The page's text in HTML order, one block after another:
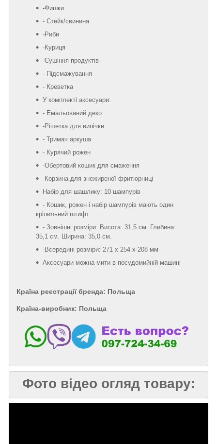
-Фишки
- Стейк/свинина
-Риби
-Куриця
-Сушіння продуктів
- Підсмажування
- Креветка
У комплекті аксесуари:
- Емальований деко
-Рішетка для випічки
- Тримач аркуша
- Курячий рожен
-Обертовий кошик для смаження
-Корзина для знежиреної фритюрниці
Набір для шашлику: 10 шампурів
- Кошик, рожен і набір шампурів мають один
кріпильний штифт
- Зовнішні розміри: Висота: 31,5 см. Глибина:
35,1 см. Ширина: 35,0 см.
-Всередині розміри: 271 х 254 х 208 мм
Аксесуари можна мити в посудомийній машині
Країна реєстрації бренда: Польща
Країна-виробник: Польща
Фото відео огляд товару: